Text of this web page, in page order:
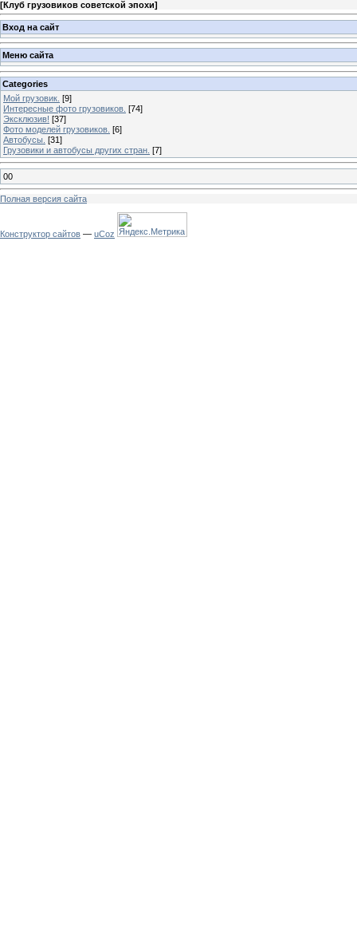
[Клуб грузовиков советской эпохи]
Вход на сайт
Меню сайта
Categories
Мой грузовик. [9]
Интересные фото грузовиков. [74]
Эксклюзив! [37]
Фото моделей грузовиков. [6]
Автобусы. [31]
Грузовики и автобусы других стран. [7]
00
Полная версия сайта
Конструктор сайтов — uCoz